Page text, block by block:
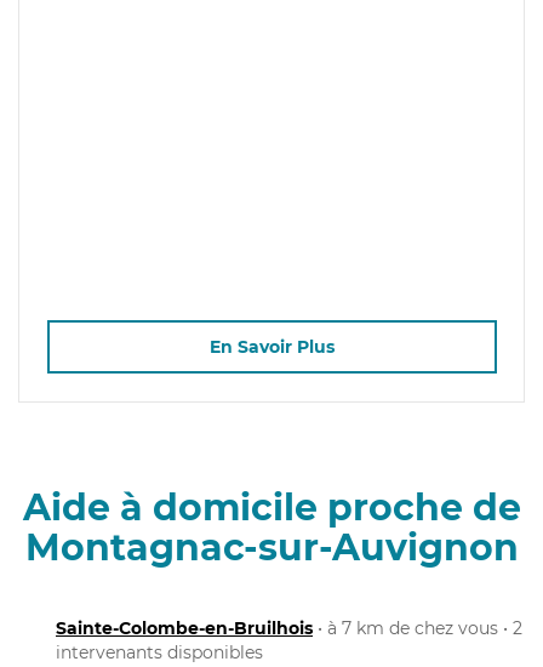
En Savoir Plus
Aide à domicile proche de
Montagnac-sur-Auvignon
Sainte-Colombe-en-Bruilhois • à 7 km de chez vous • 2
intervenants disponibles